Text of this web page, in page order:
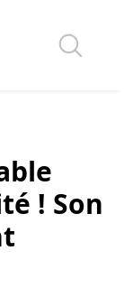
! Son